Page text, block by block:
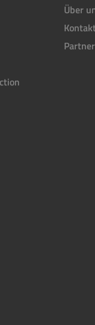
Über
Partner